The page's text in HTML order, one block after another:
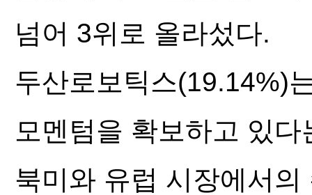
넘어 3위로 올라섰다.
두산로보틱스(19.14%)
모멘텀을 확보하고 있다
북미와 유럽 시장에서